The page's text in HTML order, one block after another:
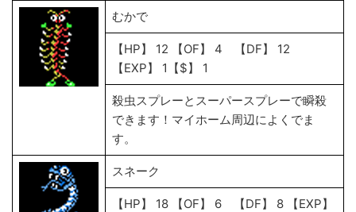
むかで
【HP】 12 【OF】 4 【DF】 12
【EXP】 1【$】 1
殺虫スプレーとスーパースプレーで瞬殺
できます！マイホーム周辺によくでま
す。
スネーク
【HP】 18 【OF】 6 【DF】 8 【EXP】